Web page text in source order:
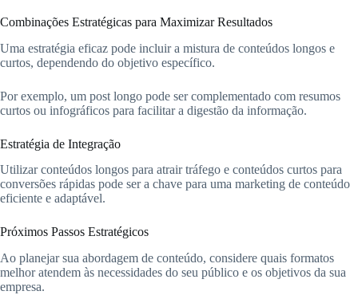
Combinações Estratégicas para Maximizar Resultados
Uma estratégia eficaz pode incluir a mistura de conteúdos longos e
curtos, dependendo do objetivo específico.
Por exemplo, um post longo pode ser complementado com resumos
curtos ou infográficos para facilitar a digestão da informação.
Estratégia de Integração
Utilizar conteúdos longos para atrair tráfego e conteúdos curtos para
conversões rápidas pode ser a chave para uma marketing de conteúdo
eficiente e adaptável.
Próximos Passos Estratégicos
Ao planejar sua abordagem de conteúdo, considere quais formatos
melhor atendem às necessidades do seu público e os objetivos da sua
empresa.